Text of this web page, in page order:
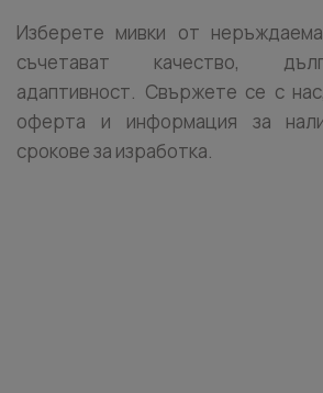
Изберете мивки от
съчетават качество,
адаптивност. Свържете се с
оферта и информация за
срокове за изработка.